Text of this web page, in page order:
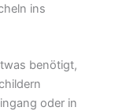
ins
benötigt,
oder in